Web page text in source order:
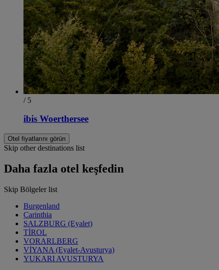
/ 5
ibis Woerthersee
Otel fiyatlarını görün
Skip other destinations list
Daha fazla otel keşfedin
Skip Bölgeler list
Burgenland
Carinthia
SALZBURG (Eyalet)
TİROL
VORARLBERG
VİYANA (Eyalet-Avusturya)
YUKARI AVUSTURYA